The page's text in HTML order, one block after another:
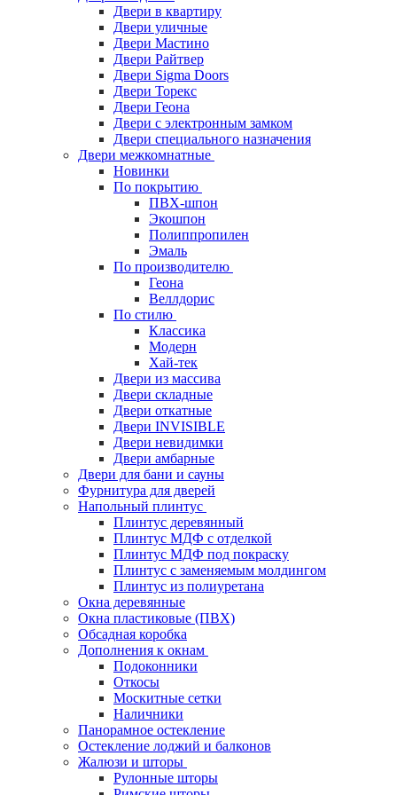
Двери в квартиру
Двери уличные
Двери Мастино
Двери Райтвер
Двери Sigma Doors
Двери Торекс
Двери Геона
Двери с электронным замком
Двери специального назначения
Двери межкомнатные
Новинки
По покрытию
ПВХ-шпон
Экошпон
Полиппропилен
Эмаль
По производителю
Геона
Веллдорис
По стилю
Классика
Модерн
Хай-тек
Двери из массива
Двери складные
Двери откатные
Двери INVISIBLE
Двери невидимки
Двери амбарные
Двери для бани и сауны
Фурнитура для дверей
Напольный плинтус
Плинтус деревянный
Плинтус МДФ с отделкой
Плинтус МДФ под покраску
Плинтус с заменяемым молдингом
Плинтус из полиуретана
Окна деревянные
Окна пластиковые (ПВХ)
Обсадная коробка
Дополнения к окнам
Подоконники
Откосы
Москитные сетки
Наличники
Панорамное остекление
Остекление лоджий и балконов
Жалюзи и шторы
Рулонные шторы